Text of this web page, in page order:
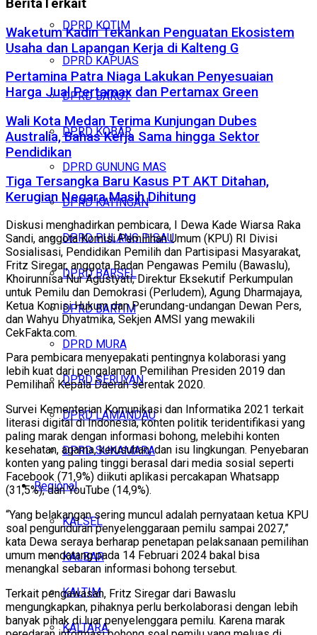
DPRD KOTIM
DPRD KAPUAS
DPRD BARUT
DPRD KOBAR
DPRD GUNUNG MAS
DPRD KATINGAN
DPRD PULANG PISAU
DPRD BARSEL
DPRD BARTIM
DPRD MURA
DPRD SERUYAN
DPRD LAMANDAU
DPRD SUKAMARA
Regional
KALSEL
KALBAR
KALTIM
KALTARA
Berita Terkait
Waketum Kadin Tekankan Penguatan Ekosistem
Usaha dan Lapangan Kerja di Kalteng G
Pertamina Patra Niaga Lakukan Penyesuaian
Harga Jual Pertamax dan Pertamax Green
Wali Kota Medan Terima Kunjungan Dubes
Australia, Bahas Kerja Sama hingga Sektor
Pendidikan
Tiga Tersangka Baru Kasus PT AKT Ditahan,
Kerugian Negara Masih Dihitung
Diskusi menghadirkan pembicara, I Dewa Kade Wiarsa Raka
Sandi, anggota Komisi Pemilihan Umum (KPU) RI Divisi
Sosialisasi, Pendidikan Pemilih dan Partisipasi Masyarakat,
Fritz Siregar, anggota Badan Pengawas Pemilu (Bawaslu),
Khoirunnisa Nur Agustyati, Direktur Eksekutif Perkumpulan
untuk Pemilu dan Demokrasi (Perludem), Agung Dharmajaya,
Ketua Komisi Hukum dan Perundang-undangan Dewan Pers,
dan Wahyu Dhyatmika, Sekjen AMSI yang mewakili
CekFakta.com.
Para pembicara menyepakati pentingnya kolaborasi yang
lebih kuat dari pengalaman Pemilihan Presiden 2019 dan
Pemilihan Kepala Daerah serentak 2020.
Survei Kementerian Komunikasi dan Informatika 2021 terkait
literasi digital di Indonesia, konten politik teridentifikasi yang
paling marak dengan informasi bohong, melebihi konten
kesehatan, agama, kerusuhan, dan isu lingkungan. Penyebaran
konten yang paling tinggi berasal dari media sosial seperti
Facebook (71,9%) diikuti aplikasi percakapan Whatsapp
(31,5%), dan YouTube (14,9%).
“Yang belakangan sering muncul adalah pernyataan ketua KPU
soal pengunduran penyelenggaraan pemilu sampai 2027,”
kata Dewa seraya berharap penetapan pelaksanaan pemilihan
umum mendatang pada 14 Februari 2024 bakal bisa
menangkal sebaran informasi bohong tersebut.
Terkait pengawasan, Fritz Siregar dari Bawaslu
mengungkapkan, pihaknya perlu berkolaborasi dengan lebih
banyak pihak di luar penyelenggara pemilu. Karena marak